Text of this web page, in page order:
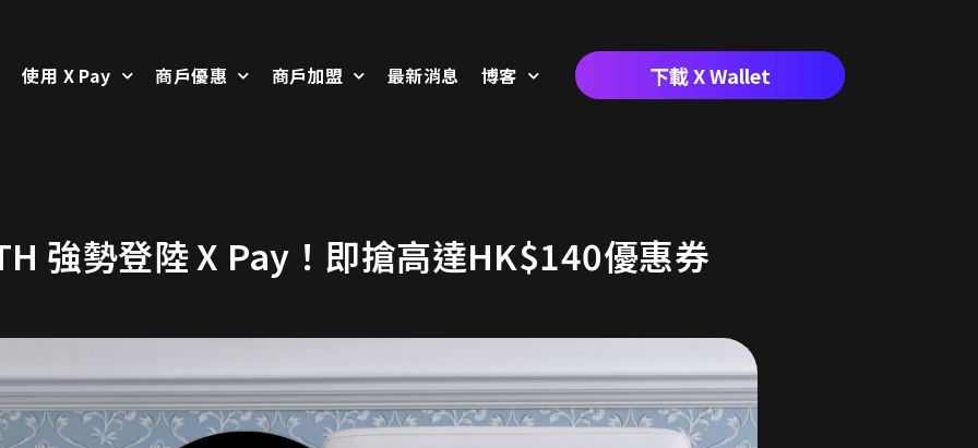
使用 X Pay 商戶優惠 商戶加盟 最新消息 博客 下載 X Wallet
強勢登陸 X Pay！即搶高達HK$140優惠券